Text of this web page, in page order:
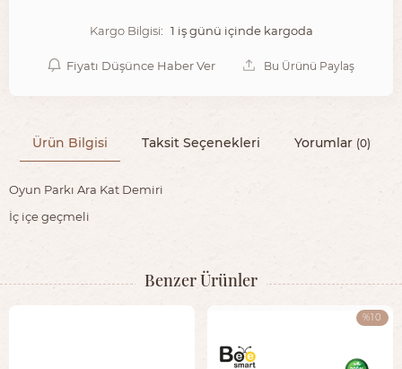
Kargo Bilgisi: 1 iş günü içinde kargoda
Fiyatı Düşünce Haber Ver Bu Ürünü Paylaş
Ürün Bilgisi Taksit Seçenekleri Yorumlar (0)
Oyun Parkı Ara Kat Demiri
İç içe geçmeli
Benzer Ürünler
%10